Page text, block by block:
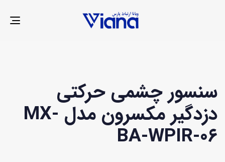
سنسور چشمی حرکتی
دزدگیر مکسرون مدل MX-
BA-WPIR-06